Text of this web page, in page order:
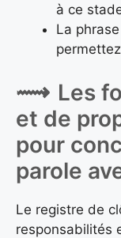
à ce
La
Les
et de
pour
parole
Le registre de
responsabilités